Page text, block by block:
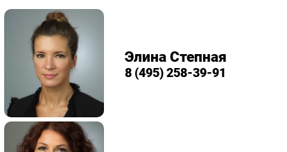
Элина Степная
8 (495) 258-39-91